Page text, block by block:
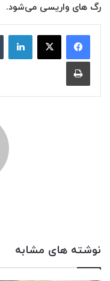
رگ‌ های واریسی می‌شود.
چاپ
نوشته های مشابه